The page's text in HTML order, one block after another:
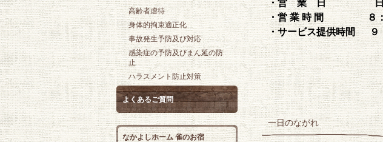
・営 業 日 日、月
・営 業 時 間 ８：３
・サービス提供時間 ９
一日のながれ
高齢者虐待
身体的拘束適正化
事故発生予防及び対応
感染症の予防及びまん延の防
止
ハラスメント防止対策
よくあるご質問
なかよしホーム 雀のお宿